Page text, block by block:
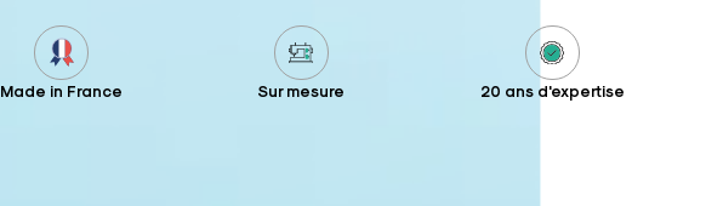
Made in France Sur mesure 20 ans d'expertise